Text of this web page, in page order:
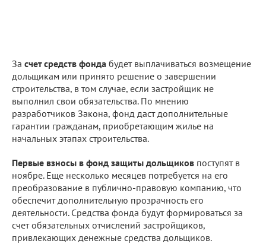
За счет средств фонда будет выплачиваться возмещение
дольщикам или принято решение о завершении
строительства, в том случае, если застройщик не
выполнил свои обязательства. По мнению
разработчиков Закона, фонд даст дополнительные
гарантии гражданам, приобретающим жилье на
начальных этапах строительства.
Первые взносы в фонд защиты дольщиков поступят в
ноябре. Еще несколько месяцев потребуется на его
преобразование в публично-правовую компанию, что
обеспечит дополнительную прозрачность его
деятельности. Средства фонда будут формироваться за
счет обязательных отчислений застройщиков,
привлекающих денежные средства дольщиков.